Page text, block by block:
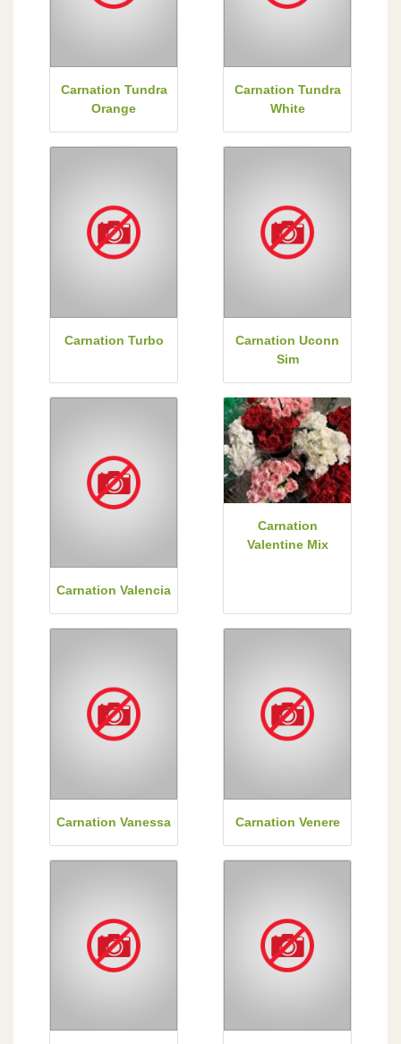
Carnation Tundra
Orange
Carnation Tundra
White
Carnation Turbo
Carnation Uconn
Sim
Carnation Valencia
Carnation
Valentine Mix
Carnation Vanessa Carnation Venere